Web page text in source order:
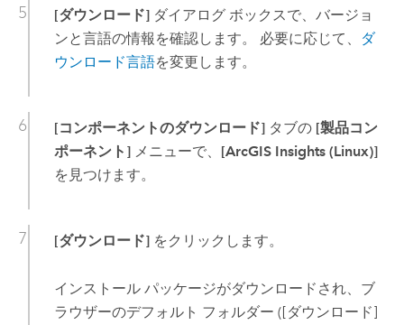
[ダウンロード]ダイアログ ボックスで、バージョ
ンと言語の情報を確認します。 必要に応じて、
ダ
ウンロード言語を変更します。
[コンポーネントのダウンロード]タブの [製品コン
ポーネント]メニューで、 [ArcGIS Insights (Linux)]
を見つけます。
[ダウンロード]をクリックします。
インストール パッケージがダウンロードされ、ブ
ラウザーのデフォルト フォルダー ([ダウンロード]